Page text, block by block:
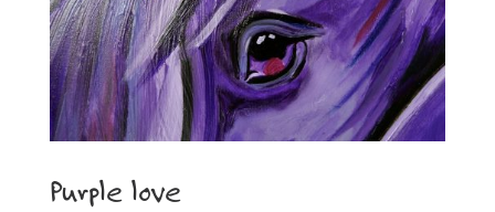
Purple love